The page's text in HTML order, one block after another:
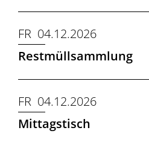
FR 04.12.2026
Restmüllsammlung
FR 04.12.2026
Mittagstisch